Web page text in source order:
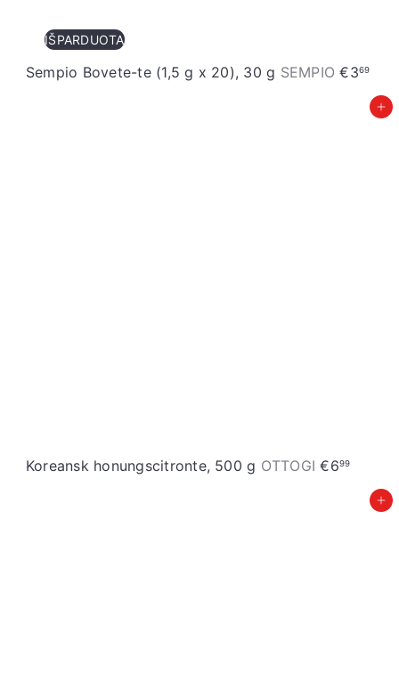
IŠPARDUOTA
Sempio Bovete-te (1,5 g x 20), 30 g SEMPIO€369
Įdėti į krepšelį
Koreansk honungscitronte, 500 g OTTOGI€699
Įdėti į krepšelį